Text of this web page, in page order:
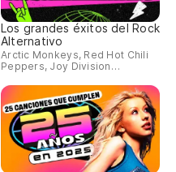
Los grandes éxitos del Rock
Alternativo
Arctic Monkeys, Red Hot Chili
Peppers, Joy Division…